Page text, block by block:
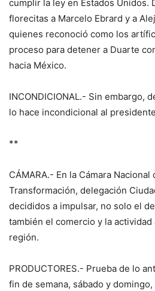
cumplir la ley en Estados Unidos.
florecitas a Marcelo Ebrard y a
quienes reconoció como los
proceso para detener a Duarte
hacia México.
INCONDICIONAL.- Sin embargo,
lo hace incondicional al
**
CÁMARA.- En la Cámara
Transformación, delegación
decididos a impulsar, no solo el
también el comercio y la
región.
PRODUCTORES.- Prueba de lo
fin de semana, sábado y